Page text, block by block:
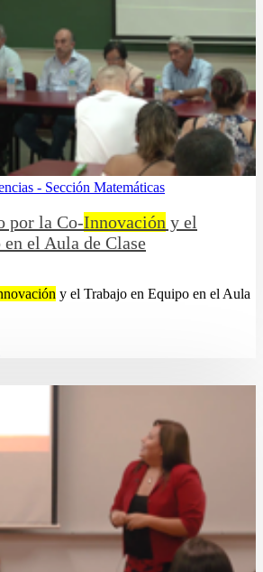
- Sección Matemáticas
por la Co-Innovación y el
el Aula de Clase
y el Trabajo en Equipo en el Aula